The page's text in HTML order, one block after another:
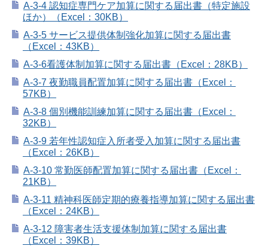
A-3-4 認知症専門ケア加算に関する届出書（特定施設
ほか）（Excel：30KB）
A-3-5 サービス提供体制強化加算に関する届出書
（Excel：43KB）
A-3-6看護体制加算に関する届出書（Excel：28KB）
A-3-7 夜勤職員配置加算に関する届出書（Excel：
57KB）
A-3-8 個別機能訓練加算に関する届出書（Excel：
32KB）
A-3-9 若年性認知症入所者受入加算に関する届出書
（Excel：26KB）
A-3-10 常勤医師配置加算に関する届出書（Excel：
21KB）
A-3-11 精神科医師定期的療養指導加算に関する届出書
（Excel：24KB）
A-3-12 障害者生活支援体制加算に関する届出書
（Excel：39KB）